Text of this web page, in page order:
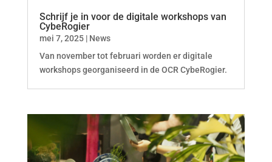
Schrijf je in voor de digitale workshops van
CybeRogier
mei 7, 2025| News
Van november tot februari worden er digitale
workshops georganiseerd in de OCR CybeRogier.